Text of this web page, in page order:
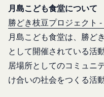
月島こども食堂について
勝どき枝豆プロジェクト
月島こども食堂は、勝ど
として開催されている活
居場所としてのコミュニ
け合いの社会をつくる活
お客様が、端末または
を利用する場合、当
レスを取得する場合
客様が端末に関連付
号、国、およびユー
スなど、お客様が提
あらゆる情報を取得
ス所定の手続きに従い
れを承認した特定の
「登録希望者」
本サービスの利用を
います。
「会員登録」